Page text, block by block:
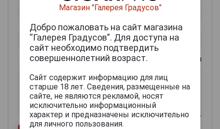
0из 2000 знаков
Магазин "Галерея Градусов"
Добро пожаловать на сайт магазина
“Галерея Градусов”. Для доступа на
сайт необходимо подтвердить
совершеннолетний возраст.
Сайт содержит информацию для лиц
старше 18 лет. Сведения, размещенные на
сайте, не являются рекламой, носят
исключительно информационный
характер и предназначены исключительно
для личного пользования.